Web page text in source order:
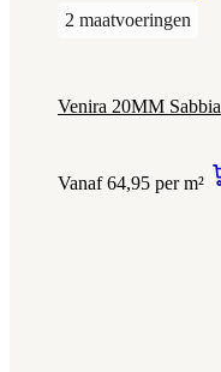
2 maatvoeringen
Venira 20MM Sabbia
Vanaf 64,95 per m²